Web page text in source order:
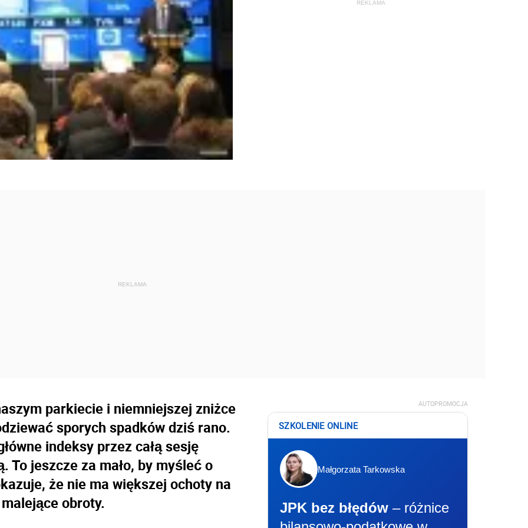
parkiecie i niemniejszej zniżce
sporych spadków dziś rano.
indeksy przez całą sesję
To jeszcze za mało, by myśleć o
że nie ma większej ochoty na
obroty.
AUTOPROMOCJA
SZKOLENIE ONLINE
Małgorzata Tarkowska
JPK bez błędów – różnice